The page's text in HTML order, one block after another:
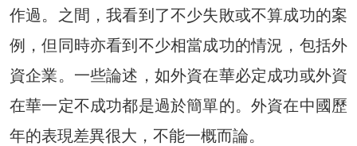
作過。之間，我看到了不少失敗或不算成功的案
例，但同時亦看到不少相當成功的情況，包括外
資企業。一些論述，如外資在華必定成功或外資
在華一定不成功都是過於簡單的。外資在中國歷
年的表現差異很大，不能一概而論。